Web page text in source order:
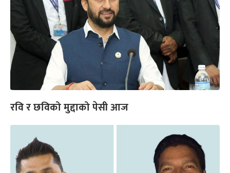
रवि र छविको मुद्दाको पेसी आज